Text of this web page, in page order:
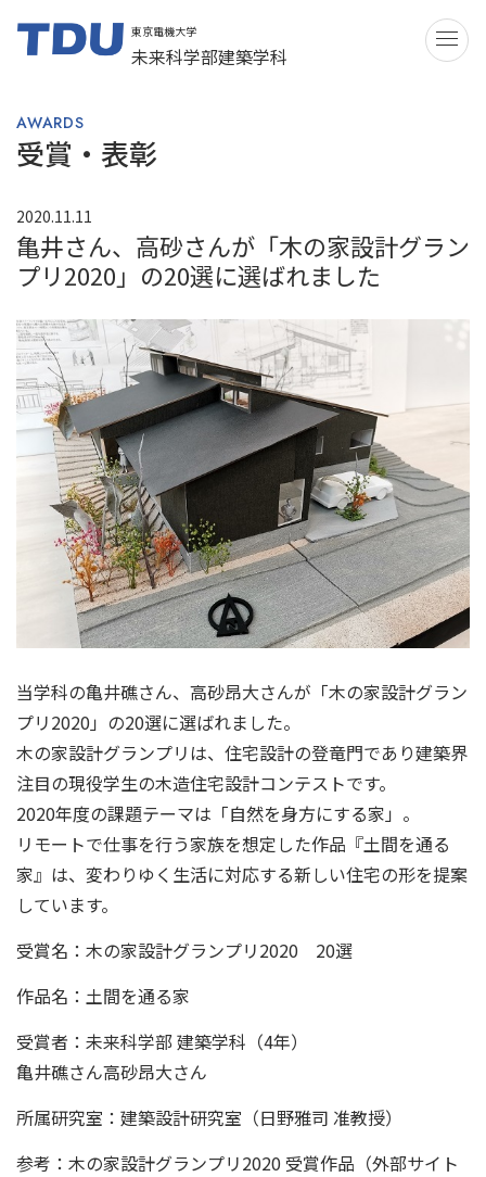
東京電機大学
未来科学部建築学科
AWARDS
受賞・表彰​
2020.11.11
亀井さん、高砂さんが「木の家設計グラン
プリ2020」の20選に選ばれました
当学科の亀井礁さん、高砂昂大さんが「木の家設計グラン
プリ2020」の20選に選ばれました。
木の家設計グランプリは、住宅設計の登竜門であり建築界
注目の現役学生の木造住宅設計コンテストです。
2020年度の課題テーマは「自然を身方にする家」。
リモートで仕事を行う家族を想定した作品『土間を通る
家』は、変わりゆく生活に対応する新しい住宅の形を提案
しています。
受賞名：木の家設計グランプリ2020 20選
作品名： 土間を通る家
受賞者：未来科学部 建築学科（4年）
亀井礁さん高砂昂大さん
所属研究室：建築設計研究室（日野雅司 准教授）
参考： 木の家設計グランプリ2020 受賞作品 （外部サイト